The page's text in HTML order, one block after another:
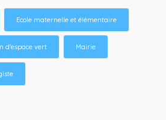
Ecole maternelle et élémentaire
d'espace vert Mairie